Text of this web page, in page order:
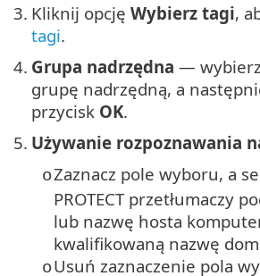
3. Kliknij opcję Wybierz tagi,
tagi.
4. Grupa nadrzędna —
grupę nadrzędną, a
przycisk OK.
5. Używanie rozpoznawania
oZaznacz pole wyboru, a
PROTECT przetłumaczy
lub nazwę hosta
kwalifikowaną nazwę
oUsuń zaznaczenie pola